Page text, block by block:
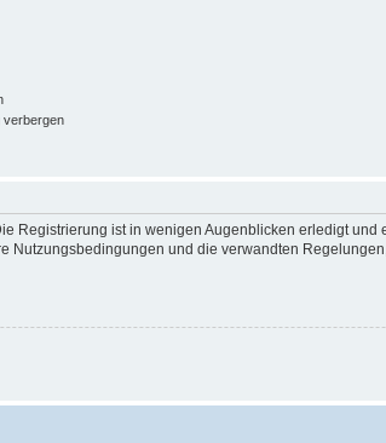
verbergen
Registrierung ist in wenigen Augenblicken erledigt
Nutzungsbedingungen und die verwandten